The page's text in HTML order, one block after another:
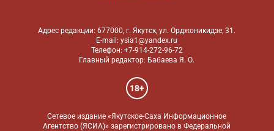
Адрес редакции: 677000, г. Якутск, ул. Орджоникидзе, 31.
E-mail: ysia1@yandex.ru
Телефон: +7-914-272-96-72
Главный редактор: Бабаева Я. О.
18+
Сетевое издание «Якутское-Саха Информационное
Агентство (ЯСИА)» зарегистрировано в Федеральной